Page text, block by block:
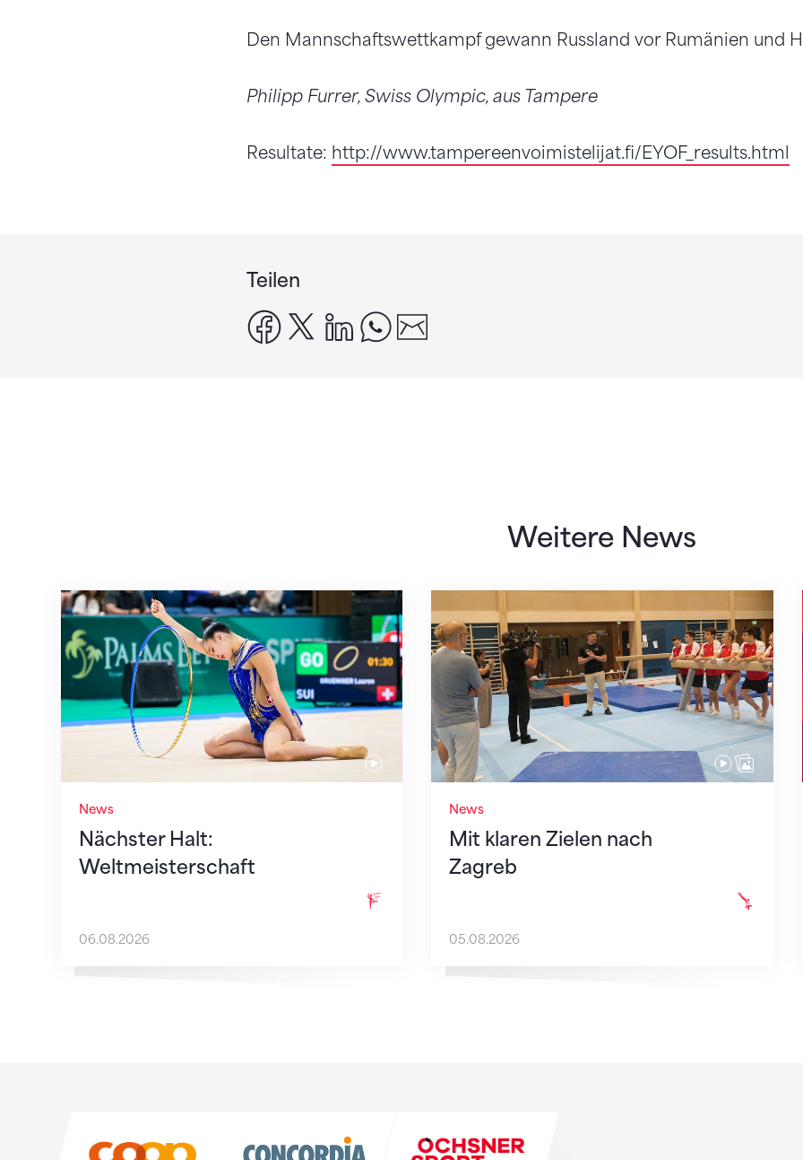
Den Mannschaftswettkampf gewann Russland vor Rumänien und
Philipp Furrer, Swiss Olympic, aus Tampere
Resultate: http://www.tampereenvoimistelijat.fi/EYOF_results.html
Teilen
facebook
x linkedinwhatsapp
Weitere News
News
Nächster Halt:
Weltmeisterschaft
Nächster Halt: Weltmeisterschaft
06.08.2026
News
Mit klaren Zielen nach
Zagreb
Mit klaren Zielen nach Zagreb
05.08.2026